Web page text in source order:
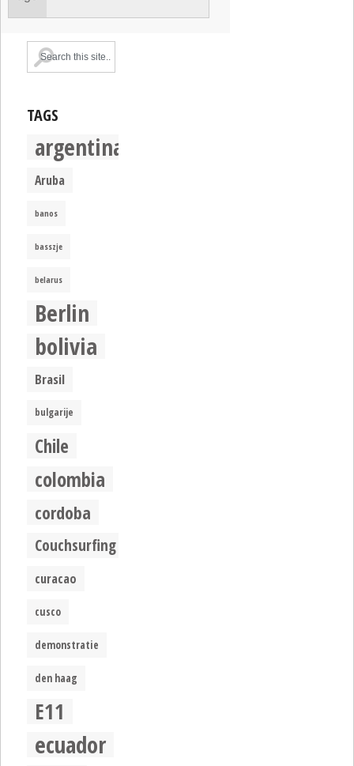
TAGS
argentina
Aruba
banos
basszje
belarus
Berlin
bolivia
Brasil
bulgarije
Chile
colombia
cordoba
Couchsurfing
curacao
cusco
demonstratie
den haag
E11
ecuador